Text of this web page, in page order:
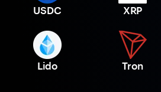
USDC XRP
Lido Tron